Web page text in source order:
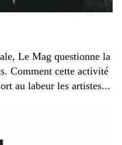
Le Mag questionne la
Comment cette activité
au labeur les artistes...